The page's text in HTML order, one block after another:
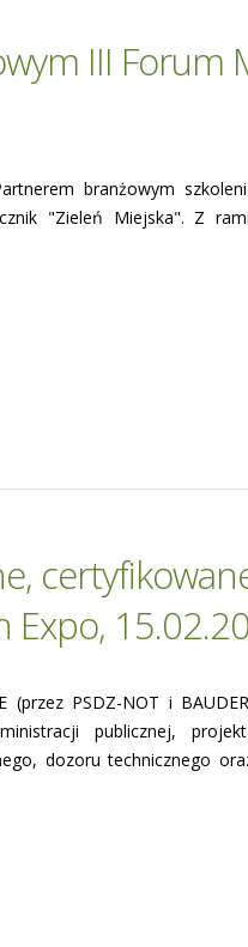
III Forum
branżowym
"Zieleń Miejska". Z
Expo,
(przez PSDZ-NOT i
publicznej,
dozoru technicznego